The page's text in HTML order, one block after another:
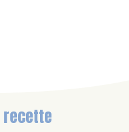
recette